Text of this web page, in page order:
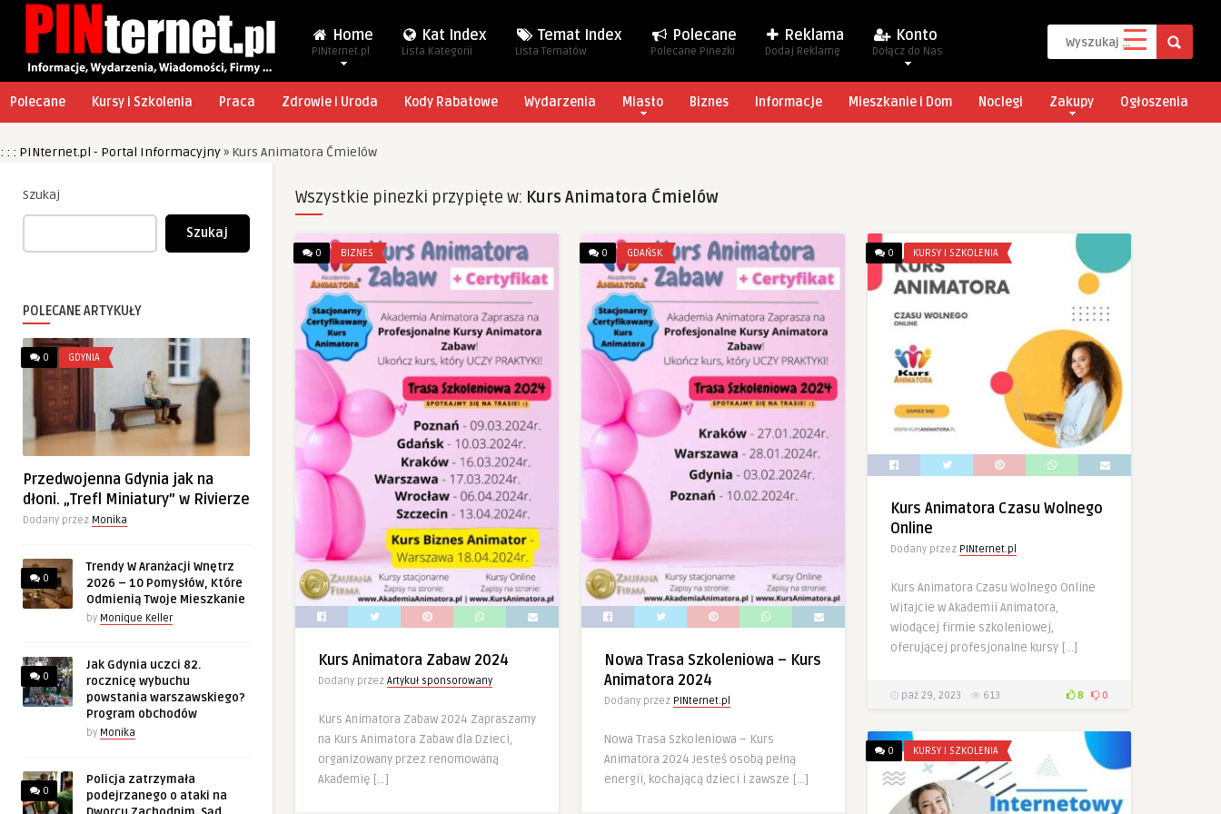
Home
PINternet.pl
Kat Index
Lista Kategorii
Temat Index
Lista Tematów
Polecane
Polecane Pinezki
Reklama
Dodaj Reklamę
Konto
Dołącz do Nas
Polecane Kursy i Szkolenia Praca Zdrowie i Uroda Kody Rabatowe Wydarzenia Miasto Biznes Informacje Mieszkanie i Dom Noclegi Zakupy Ogłoszenia
: : : PINternet.pl - Portal Informacyjny» Kurs Animatora Ćmielów
Szukaj
Szukaj
POLECANE ARTYKUŁY
0 GDYNIA
Przedwojenna Gdynia jak na
dłoni. „Trefl Miniatury” w Rivierze
Dodany przez Monika
0
Trendy W Aranżacji Wnętrz
2026 – 10 Pomysłów, Które
Odmienią Twoje Mieszkanie
by Monique Keller
0
Jak Gdynia uczci 82.
rocznicę wybuchu
powstania warszawskiego?
Program obchodów
by Monika
0
Policja zatrzymała
podejrzanego o ataki na
Wszystkie pinezki przypięte w: Kurs Animatora Ćmielów
0 BIZNES
Kurs Animatora Zabaw 2024
Dodany przez Artykuł sponsorowany
Kurs Animatora Zabaw 2024 Zapraszamy
na Kurs Animatora Zabaw dla Dzieci,
organizowany przez renomowaną
Akademię […]
0 GDAŃSK
Nowa Trasa Szkoleniowa – Kurs
Animatora 2024
Dodany przez PINternet.pl
Nowa Trasa Szkoleniowa – Kurs
Animatora 2024 Jesteś osobą pełną
energii, kochającą dzieci i zawsze […]
0 KURSY I SZKOLENIA
Kurs Animatora Czasu Wolnego
Online
Dodany przez PINternet.pl
Kurs Animatora Czasu Wolnego Online
Witajcie w Akademii Animatora,
wiodącej firmie szkoleniowej,
oferującej profesjonalne kursy […]
paź 29, 2023 613 8 0
0 KURSY I SZKOLENIA